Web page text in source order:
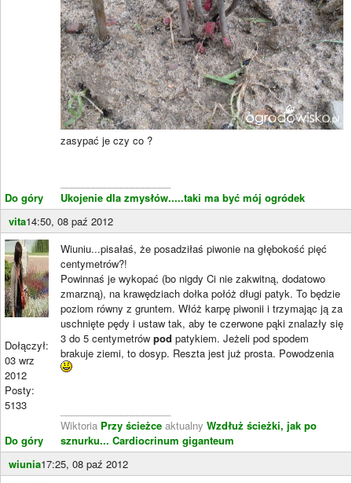
Do góry
zasypać je czy co ?
Ukojenie dla zmysłów.....taki ma być mój ogródek
vita14:50, 08 paź 2012
Dołączył:
03 wrz
2012
Posty:
5133
Do góry
Wiuniu...pisałaś, że posadziłaś piwonie na głębokość pięć
centymetrów?!
Powinnaś je wykopać (bo nigdy Ci nie zakwitną, dodatowo
zmarzną), na krawędziach dołka połóż długi patyk. To będzie
poziom równy z gruntem. Włóż karpę piwonii i trzymając ją za
uschnięte pędy i ustaw tak, aby te czerwone pąki znalazły się
3 do 5 centymetrów pod patykiem. Jeżeli pod spodem
brakuje ziemi, to dosyp. Reszta jest już prosta. Powodzenia
Wiktoria Przy ścieżce aktualny Wzdłuż ścieżki, jak po
sznurku... Cardiocrinum giganteum
wiunia17:25, 08 paź 2012